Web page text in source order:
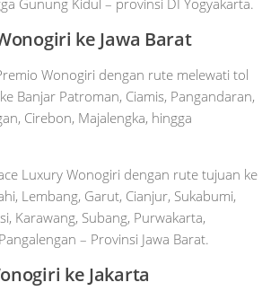
Gunung Kidul – provinsi DI Yogyakarta.
ke Jawa Barat
Wonogiri dengan rute melewati tol
Banjar Patroman, Ciamis, Pangandaran,
Cirebon, Majalengka, hingga
Luxury Wonogiri dengan rute tujuan ke
Lembang, Garut, Cianjur, Sukabumi,
Karawang, Subang, Purwakarta,
– Provinsi Jawa Barat.
ke Jakarta